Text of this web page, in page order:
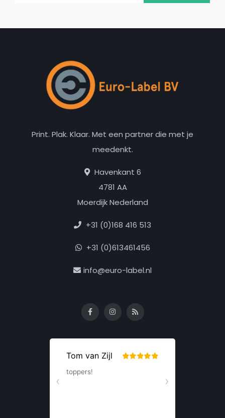
Print. Plak. Klaar. Met een partner die met je
meedenkt.
Havenkant 6
4781 AA
Moerdijk Nederland
+31 (0)168 416 513
+31 (0)613461456
info@euro-label.nl